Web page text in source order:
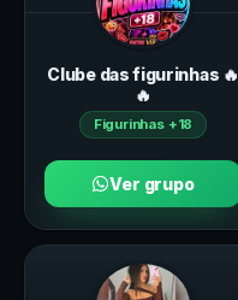
Clube das figurinhas 🔥
🔥
Figurinhas +18
Ver grupo